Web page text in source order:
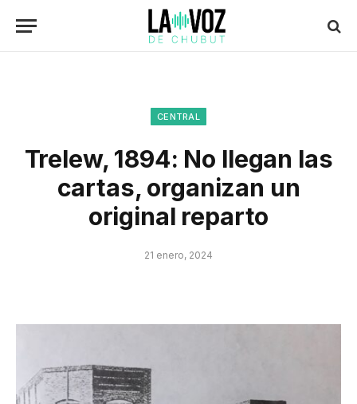
CENTRAL
Trelew, 1894: No llegan las
cartas, organizan un
original reparto
21 enero, 2024